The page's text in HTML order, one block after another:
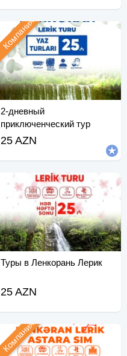
2-дневный
приключенческий тур
Рамадан Quba
Компания
25 AZN
Туры в Ленкорань Лерик
25 AZN
Компания